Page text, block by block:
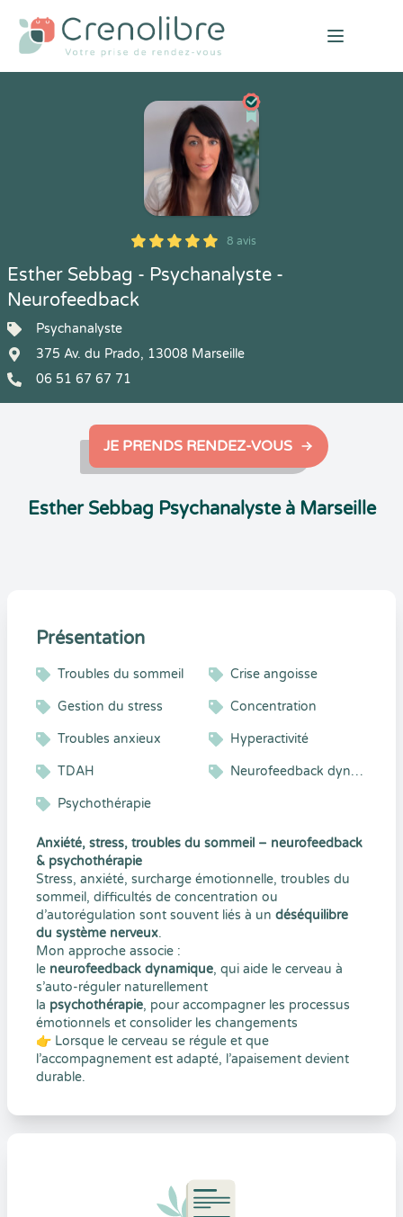
Open
5
1
5
8 8 avis
Esther Sebbag - Psychanalyste -
Neurofeedback
Psychanalyste
375 Av. du Prado, 13008 Marseille
06 51 67 67 71
JE PRENDS RENDEZ-VOUS
Esther Sebbag Psychanalyste à Marseille
Présentation
Troubles du sommeil Crise angoisse
Gestion du stress Concentration
Troubles anxieux Hyperactivité
TDAH Neurofeedback dynamique
Psychothérapie
Anxiété, stress, troubles du sommeil – neurofeedback
& psychothérapie
Stress, anxiété, surcharge émotionnelle, troubles du
sommeil, difficultés de concentration ou
d’autorégulation sont souvent liés à un déséquilibre
du système nerveux.
Mon approche associe :
le neurofeedback dynamique, qui aide le cerveau à
s’auto-réguler naturellement
la psychothérapie, pour accompagner les processus
émotionnels et consolider les changements
👉 Lorsque le cerveau se régule et que
l’accompagnement est adapté, l’apaisement devient
durable.